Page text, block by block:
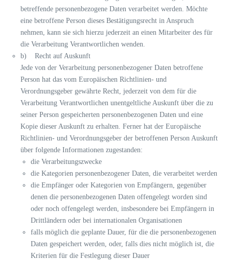
betreffende personenbezogene Daten verarbeitet werden. Möchte
eine betroffene Person dieses Bestätigungsrecht in Anspruch
nehmen, kann sie sich hierzu jederzeit an einen Mitarbeiter des für
die Verarbeitung Verantwortlichen wenden.
b) Recht auf Auskunft
Jede von der Verarbeitung personenbezogener Daten betroffene
Person hat das vom Europäischen Richtlinien- und
Verordnungsgeber gewährte Recht, jederzeit von dem für die
Verarbeitung Verantwortlichen unentgeltliche Auskunft über die zu
seiner Person gespeicherten personenbezogenen Daten und eine
Kopie dieser Auskunft zu erhalten. Ferner hat der Europäische
Richtlinien- und Verordnungsgeber der betroffenen Person Auskunft
über folgende Informationen zugestanden:
die Verarbeitungszwecke
die Kategorien personenbezogener Daten, die verarbeitet werden
die Empfänger oder Kategorien von Empfängern, gegenüber
denen die personenbezogenen Daten offengelegt worden sind
oder noch offengelegt werden, insbesondere bei Empfängern in
Drittländern oder bei internationalen Organisationen
falls möglich die geplante Dauer, für die die personenbezogenen
Daten gespeichert werden, oder, falls dies nicht möglich ist, die
Kriterien für die Festlegung dieser Dauer